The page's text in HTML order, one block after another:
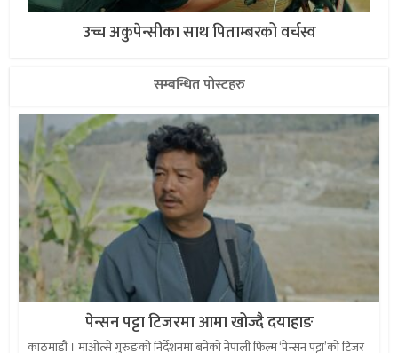
उच्च अकुपेन्सीका साथ पिताम्बरको वर्चस्व
सम्बन्धित पोस्टहरु
पेन्सन पट्टा टिजरमा आमा खोज्दै दयाहाङ
काठमाडौं । माओत्से गुरुङको निर्देशनमा बनेको नेपाली फिल्म ‘पेन्सन पट्टा’को टिजर